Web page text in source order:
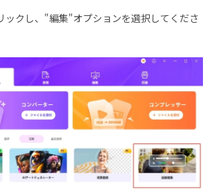
ックし、"編集"オプションを選択してくださ